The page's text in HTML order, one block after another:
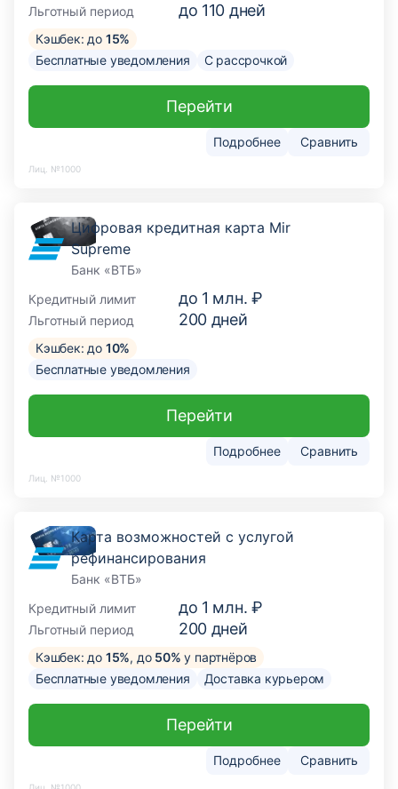
Льготный период до 110 дней
Кэшбек: до 15%
Бесплатные уведомления
С рассрочкой
Подробнее Сравнить
Перейти
Лиц. №1000
Цифровая кредитная карта Mir
Supreme
Банк «ВТБ»
Кредитный лимит
до 1 млн. ₽
Льготный период 200 дней
Кэшбек: до 10%
Бесплатные уведомления
Подробнее Сравнить
Перейти
Лиц. №1000
Карта возможностей с услугой
рефинансирования
Банк «ВТБ»
Кредитный лимит
до 1 млн. ₽
Льготный период 200 дней
Кэшбек: до 15%, до 50% у партнёров
Бесплатные уведомления
Доставка курьером
Подробнее Сравнить
Перейти
Лиц. №1000